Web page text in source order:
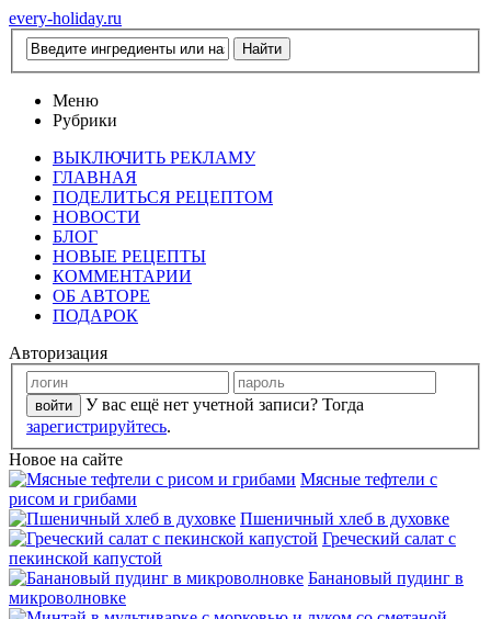
every-holiday.ru
Меню
Рубрики
ВЫКЛЮЧИТЬ РЕКЛАМУ
ГЛАВНАЯ
ПОДЕЛИТЬСЯ РЕЦЕПТОМ
НОВОСТИ
БЛОГ
НОВЫЕ РЕЦЕПТЫ
КОММЕНТАРИИ
ОБ АВТОРЕ
ПОДАРОК
Авторизация
У вас ещё нет учетной записи? Тогда
зарегистрируйтесь.
Новое на сайте
Мясные тефтели с
рисом и грибами
Пшеничный хлеб в духовке
Греческий салат с
пекинской капустой
Банановый пудинг в
микроволновке